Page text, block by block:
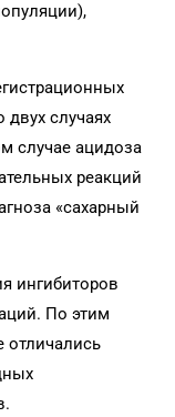
случаях
случае ацидоза
реакций
«сахарный
ингибиторов
По этим
отличались